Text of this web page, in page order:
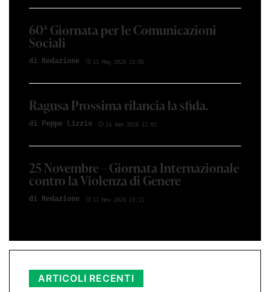
60ª Giornata per le Comunicazioni
Sociali
di Red­azio­ne 11 Mag 2026 23:05
Ragusa Prossima rilancia la sfida.
di Peppe Li­z­zio 24 Gen 2026 11:01
25 Novembre – Giornata Internazionale
contro la Violenza di Genere
di Red­azio­ne 11 Nov 2025 23:11
ARTICOLI RECENTI